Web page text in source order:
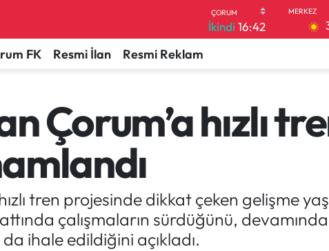
İkindi 16:42
FK Resmi İlan Resmi Reklam
Çorum’a hızlı
tren projesinde dikkat çeken gelişme
çalışmaların sürdüğünü,
ihale edildiğini açıkladı.